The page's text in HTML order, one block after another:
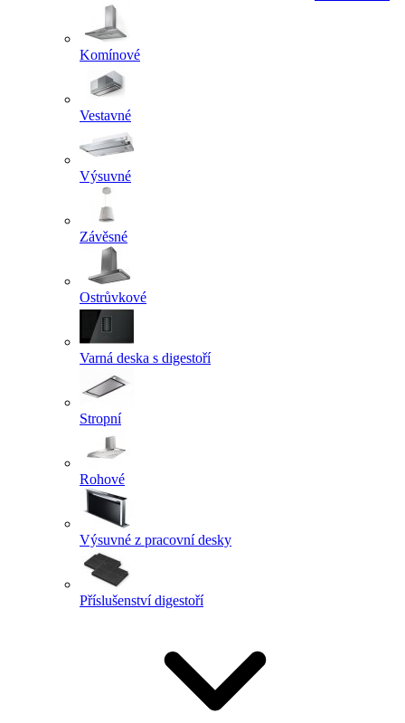
Komínové
Vestavné
Výsuvné
Závěsné
Ostrůvkové
Varná deska s digestoří
Stropní
Rohové
Výsuvné z pracovní desky
Příslušenství digestoří